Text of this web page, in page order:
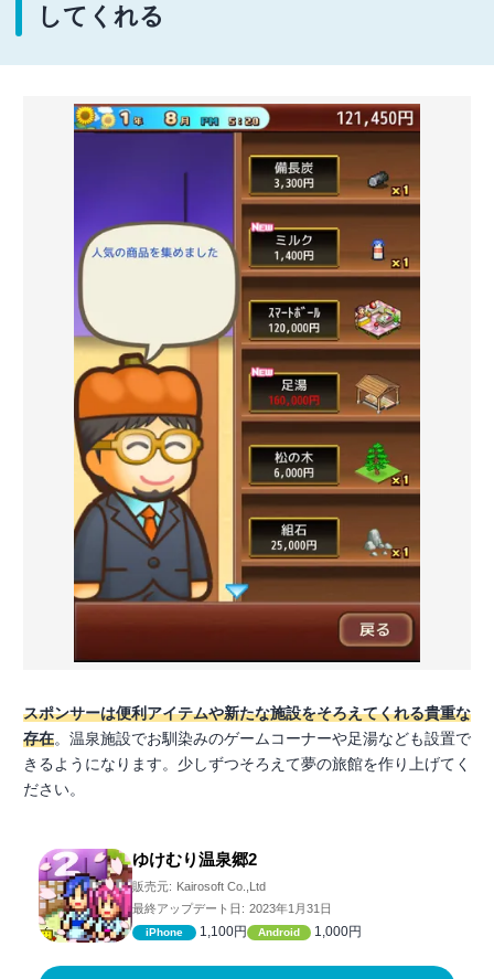
してくれる
スポンサーは便利アイテムや新たな施設をそろえてくれる貴重な
存在。温泉施設でお馴染みのゲームコーナーや足湯なども設置で
きるようになります。少しずつそろえて夢の旅館を作り上げてく
ださい。
ゆけむり温泉郷2
販売元: Kairosoft Co.,Ltd
最終アップデート日: 2023年1月31日
iPhone 1,100円 Android 1,000円